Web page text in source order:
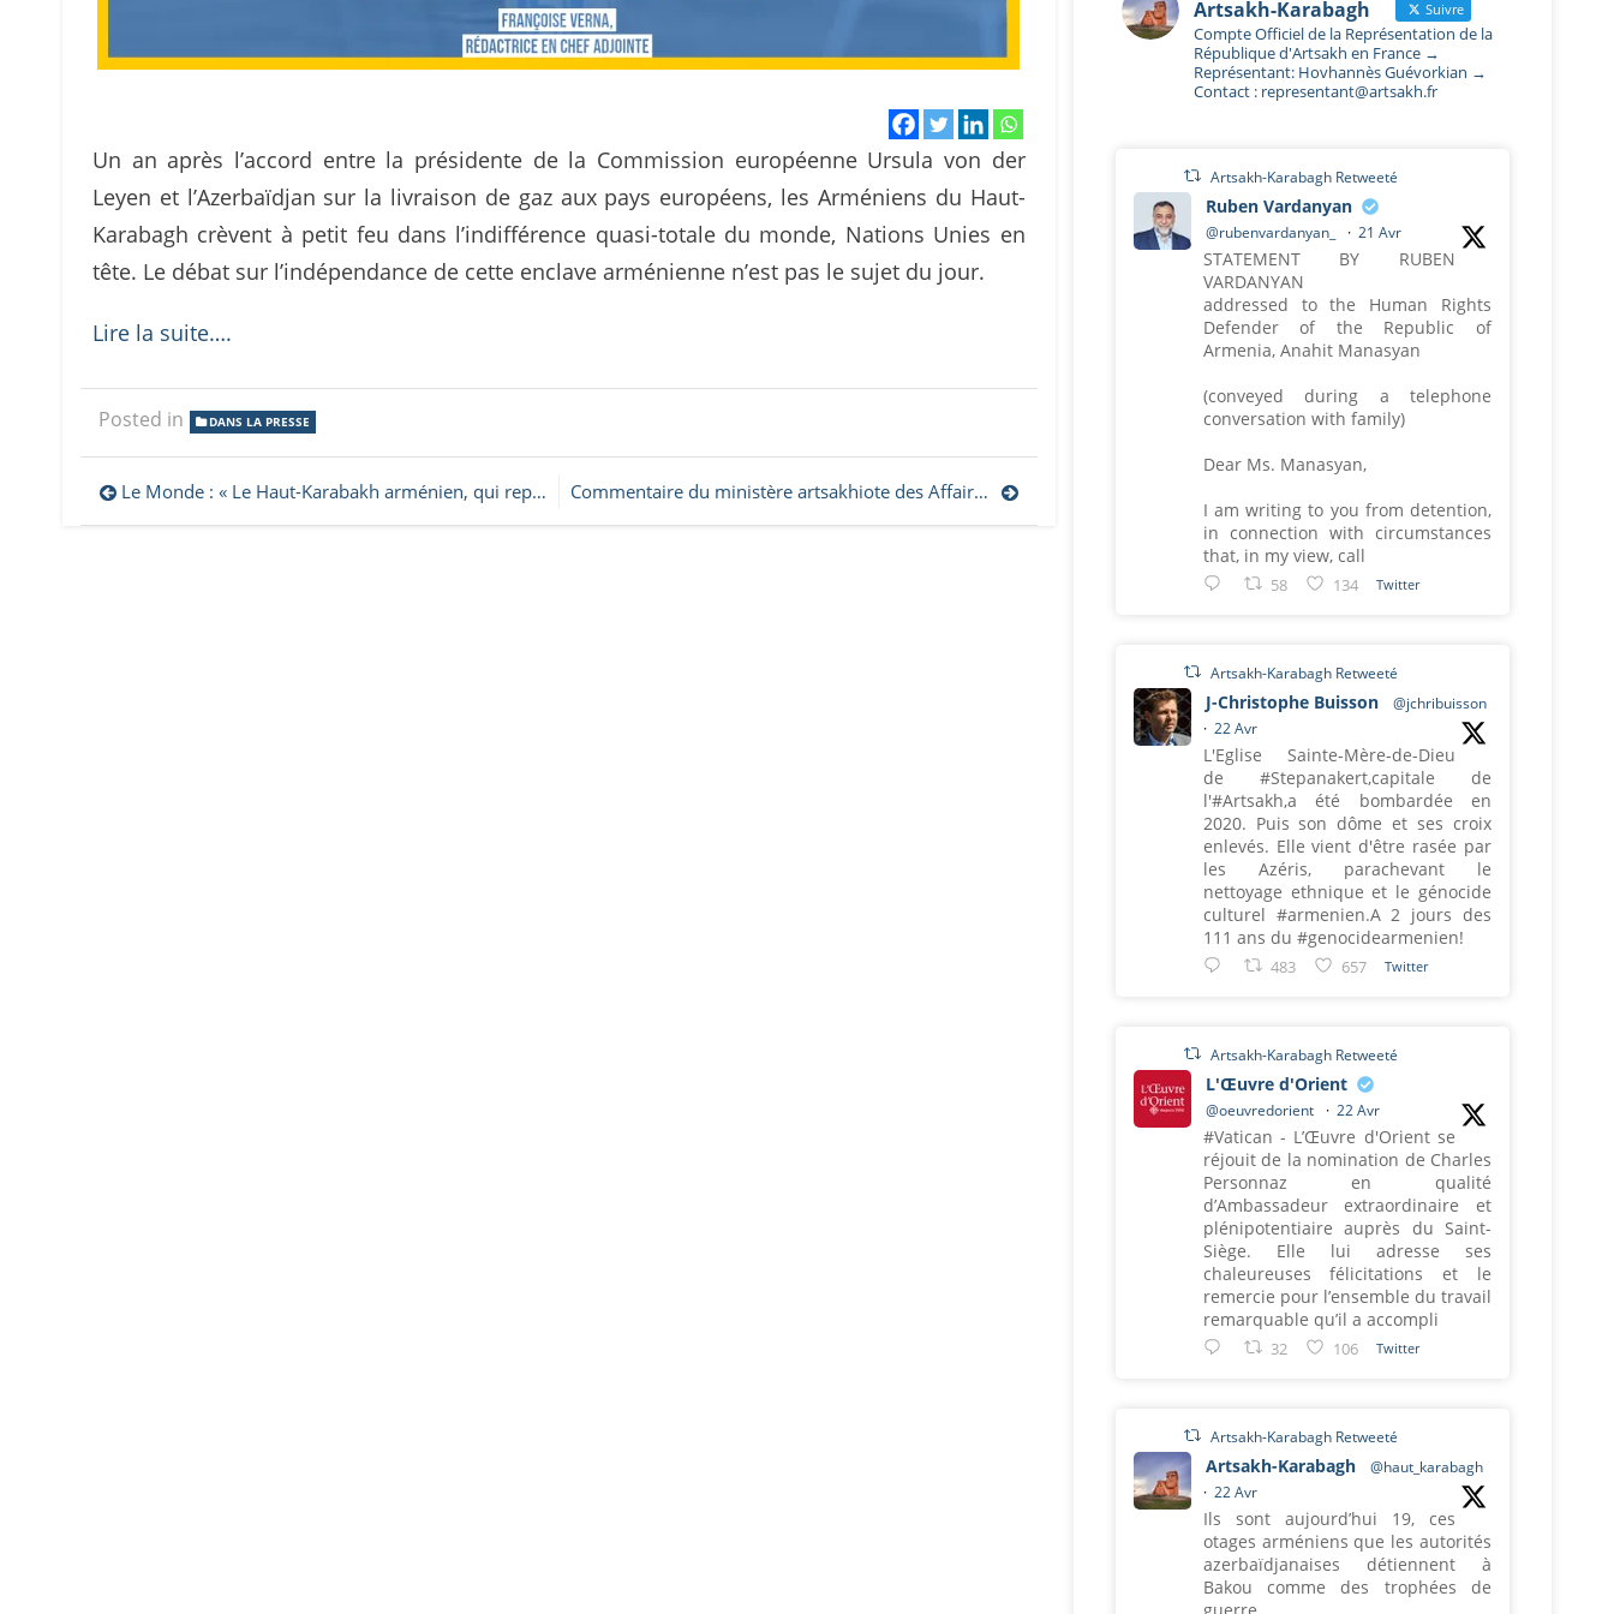
Un an après l’accord entre la présidente de la Commission européenne Ursula von der
Leyen et l’Azerbaïdjan sur la livraison de gaz aux pays européens, les Arméniens du Haut-
Karabagh crèvent à petit feu dans l’indifférence quasi-totale du monde, Nations Unies en
tête. Le débat sur l’indépendance de cette enclave arménienne n’est pas le sujet du jour.
Lire la suite….
Posted in DANS LA PRESSE
Navigation
de
Le Monde : « Le Haut-Karabakh arménien, qui représente ce que nous prétendons incarner, mérite mieux qu’un regard oublieux » Commentaire du ministère artsakhiote des Affaires étrangères à propos de la déclaration du ministre russe des Affaires étrangères à la suite de la réunion trilatérale à Moscou
Artsakh-Karabagh Suivre
Compte Officiel de la Représentation de la
République d'Artsakh en France →
Représentant: Hovhannès Guévorkian →
Contact : representant@artsakh.fr
Artsakh-Karabagh Retweeté
Ruben Vardanyan
@rubenvardanyan_ · 21 Avr
STATEMENT BY RUBEN
VARDANYAN
addressed to the Human Rights
Defender of the Republic of
Armenia, Anahit Manasyan
(conveyed during a telephone
conversation with family)
Dear Ms. Manasyan,
I am writing to you from detention,
in connection with circumstances
that, in my view, call
58 134 Twitter
Artsakh-Karabagh Retweeté
J-Christophe Buisson
@jchribuisson
· 22 Avr
L'Eglise Sainte-Mère-de-Dieu
de #Stepanakert,capitale de
l'#Artsakh,a été bombardée en
2020. Puis son dôme et ses croix
enlevés. Elle vient d'être rasée par
les Azéris, parachevant le
nettoyage ethnique et le génocide
culturel #armenien.A 2 jours des
111 ans du #genocidearmenien!
483 657 Twitter
Artsakh-Karabagh Retweeté
L'Œuvre d'Orient
@oeuvredorient · 22 Avr
#Vatican - L’Œuvre d'Orient se
réjouit de la nomination de Charles
Personnaz en qualité
d’Ambassadeur extraordinaire et
plénipotentiaire auprès du Saint-
Siège. Elle lui adresse ses
chaleureuses félicitations et le
remercie pour l’ensemble du travail
remarquable qu’il a accompli
32 106 Twitter
Artsakh-Karabagh Retweeté
Artsakh-Karabagh
@haut_karabagh
· 22 Avr
Ils sont aujourd’hui 19, ces
otages arméniens que les autorités
azerbaïdjanaises détiennent à
Bakou comme des trophées de